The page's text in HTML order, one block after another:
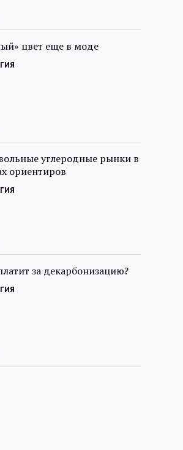
Интервью
@Infotek_Russia
цвет еще в моде
углеродные рынки в
ориентиров
за декарбонизацию?